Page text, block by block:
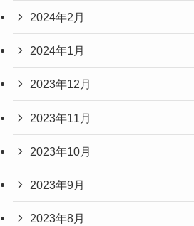
2024年2月
2024年1月
2023年12月
2023年11月
2023年10月
2023年9月
2023年8月